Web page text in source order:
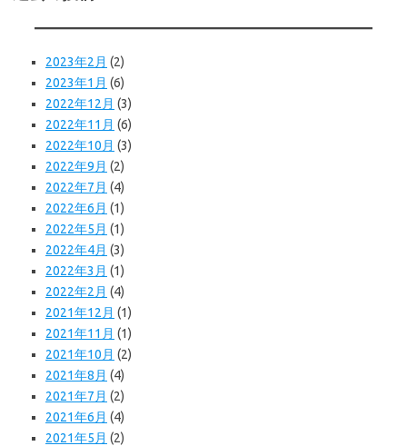
2023年2月 (2)
2023年1月 (6)
2022年12月 (3)
2022年11月 (6)
2022年10月 (3)
2022年9月 (2)
2022年7月 (4)
2022年6月 (1)
2022年5月 (1)
2022年4月 (3)
2022年3月 (1)
2022年2月 (4)
2021年12月 (1)
2021年11月 (1)
2021年10月 (2)
2021年8月 (4)
2021年7月 (2)
2021年6月 (4)
2021年5月 (2)